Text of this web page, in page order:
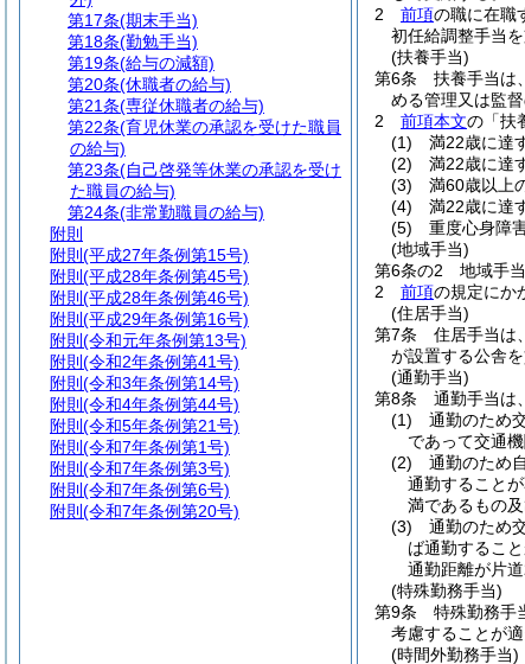
2
前項の職に在職
初任給調整手当を
(扶養手当)
第6条
扶養手当は
める管理又は監
2
前項本文の「扶
(1)
満22歳に達
(2)
満22歳に達
(3)
満60歳以上
(4)
満22歳に達
(5)
重度心身障
(地域手当)
第6条の2
地域手
2
前項の規定にか
(住居手当)
第7条
住居手当は
が設置する公舎
(通勤手当)
第8条
通勤手当は
(1)
通勤のため
であって交通
(2)
通勤のため
通勤すること
満であるもの
(3)
通勤のため
ば通勤するこ
通勤距離が片
(特殊勤務手当)
第9条
特殊勤務手
考慮することが
(時間外勤務手当)
第17条(期末手当)
第18条(勤勉手当)
第19条(給与の減額)
第20条(休職者の給与)
第21条(専従休職者の給与)
第22条(育児休業の承認を受けた職員
の給与)
第23条(自己啓発等休業の承認を受け
た職員の給与)
第24条(非常勤職員の給与)
附則
附則 (平成27年条例第15号)
附則 (平成28年条例第45号)
附則 (平成28年条例第46号)
附則 (平成29年条例第16号)
附則 (令和元年条例第13号)
附則 (令和2年条例第41号)
附則 (令和3年条例第14号)
附則 (令和4年条例第44号)
附則 (令和5年条例第21号)
附則 (令和7年条例第1号)
附則 (令和7年条例第3号)
附則 (令和7年条例第6号)
附則 (令和7年条例第20号)